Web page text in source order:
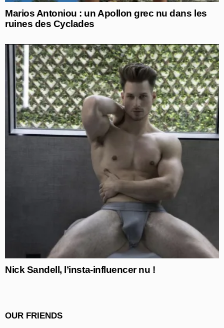
Marios Antoniou : un Apollon grec nu dans les
ruines des Cyclades
Nick Sandell, l’insta-influencer nu !
OUR FRIENDS